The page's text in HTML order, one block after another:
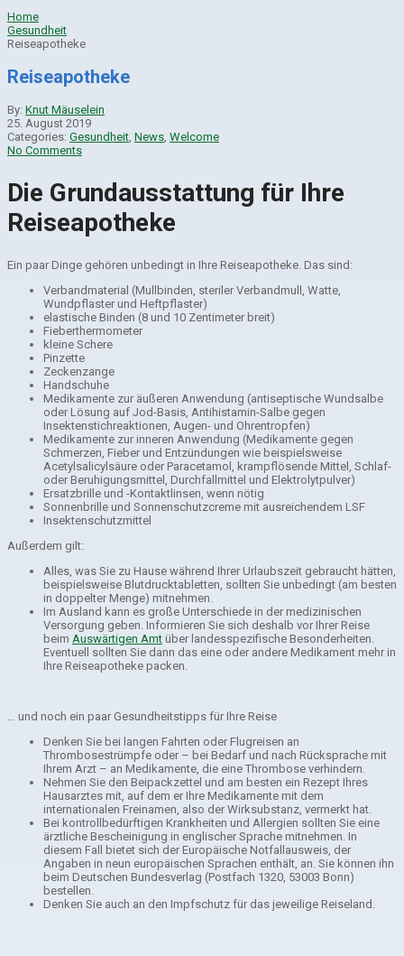
Home
Gesundheit
Reiseapotheke
Reiseapotheke
By: Knut Mäuselein
25. August 2019
Categories: Gesundheit News Welcome
No Comments
Die Grundausstattung für Ihre
Reiseapotheke
Ein paar Dinge gehören unbedingt in Ihre Reiseapotheke. Das sind:
Verbandmaterial (Mullbinden, steriler Verbandmull, Watte,
Wundpflaster und Heftpflaster)
elastische Binden (8 und 10 Zentimeter breit)
Fieberthermometer
kleine Schere
Pinzette
Zeckenzange
Handschuhe
Medikamente zur äußeren Anwendung (antiseptische Wundsalbe
oder Lösung auf Jod-Basis, Antihistamin-Salbe gegen
Insektenstichreaktionen, Augen- und Ohrentropfen)
Medikamente zur inneren Anwendung (Medikamente gegen
Schmerzen, Fieber und Entzündungen wie beispielsweise
Acetylsalicylsäure oder Paracetamol, krampflösende Mittel, Schlaf-
oder Beruhigungsmittel, Durchfallmittel und Elektrolytpulver)
Ersatzbrille und -Kontaktlinsen, wenn nötig
Sonnenbrille und Sonnenschutzcreme mit ausreichendem LSF
Insektenschutzmittel
Außerdem gilt:
Alles, was Sie zu Hause während Ihrer Urlaubszeit gebraucht hätten,
beispielsweise Blutdrucktabletten, sollten Sie unbedingt (am besten
in doppelter Menge) mitnehmen.
Im Ausland kann es große Unterschiede in der medizinischen
Versorgung geben. Informieren Sie sich deshalb vor Ihrer Reise
beim Auswärtigen Amt über landesspezifische Besonderheiten.
Eventuell sollten Sie dann das eine oder andere Medikament mehr in
Ihre Reiseapotheke packen.
… und noch ein paar Gesundheitstipps für Ihre Reise
Denken Sie bei langen Fahrten oder Flugreisen an
Thrombosestrümpfe oder – bei Bedarf und nach Rücksprache mit
Ihrem Arzt – an Medikamente, die eine Thrombose verhindern.
Nehmen Sie den Beipackzettel und am besten ein Rezept Ihres
Hausarztes mit, auf dem er Ihre Medikamente mit dem
internationalen Freinamen, also der Wirksubstanz, vermerkt hat.
Bei kontrollbedürftigen Krankheiten und Allergien sollten Sie eine
ärztliche Bescheinigung in englischer Sprache mitnehmen. In
diesem Fall bietet sich der Europäische Notfallausweis, der
Angaben in neun europäischen Sprachen enthält, an. Sie können ihn
beim Deutschen Bundesverlag (Postfach 1320, 53003 Bonn)
bestellen.
Denken Sie auch an den Impfschutz für das jeweilige Reiseland.